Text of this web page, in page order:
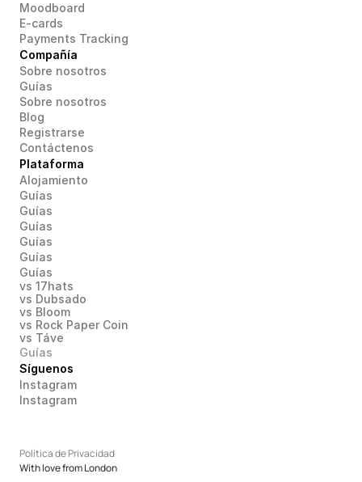
Moodboard
E-cards
Payments Tracking
Compañía
Sobre nosotros
Guías
Sobre nosotros
Blog
Registrarse
Contáctenos
Plataforma
Alojamiento
Guías
Guías
Guías
Guías
Guías
Guías
vs 17hats
vs Dubsado
vs Bloom
vs Rock Paper Coin
vs Táve
Guías
Síguenos
Instagram
Instagram
With love from London
Política de Privacidad